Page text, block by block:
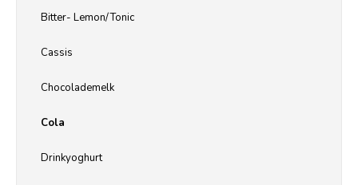
Bitter- Lemon/Tonic
Cassis
Chocolademelk
Cola
Drinkyoghurt